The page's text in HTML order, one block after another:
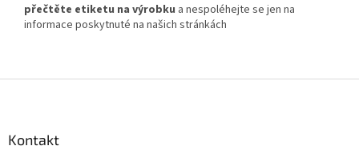
přečtěte etiketu na výrobku a nespoléhejte se jen na
informace poskytnuté na našich stránkách
Kontakt